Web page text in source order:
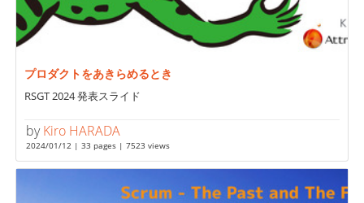
プロダクトをあきらめるとき
RSGT 2024 発表スライド
byKiro HARADA
2024/01/12 | 33 pages | 7523 views